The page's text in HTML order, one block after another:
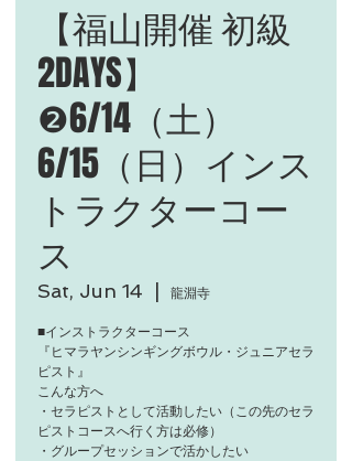
【福山開催 初級
2DAYS】
❷6/14（土）
6/15（日）インス
トラクターコー
ス
Sat, Jun 14
  |
​龍淵寺
■インストラクターコース
『ヒマラヤンシンギングボウル・ジュニアセラ
ピスト​』
こんな方へ
・セラピストとして活動したい（この先のセラ
ピストコースへ行く方は必修）
・グループセッションで活かしたい